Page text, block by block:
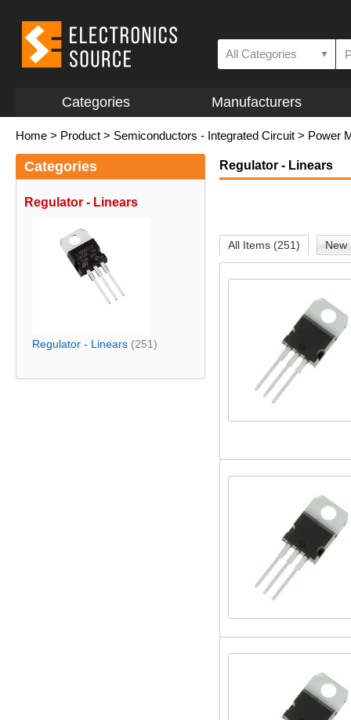
All Categories ▼
Categories Manufacturers
Home > Product > Semiconductors - Integrated Circuit > Power
Categories
Regulator - Linears
Regulator - Linears (251)
Regulator - Linears
All Items (251) New